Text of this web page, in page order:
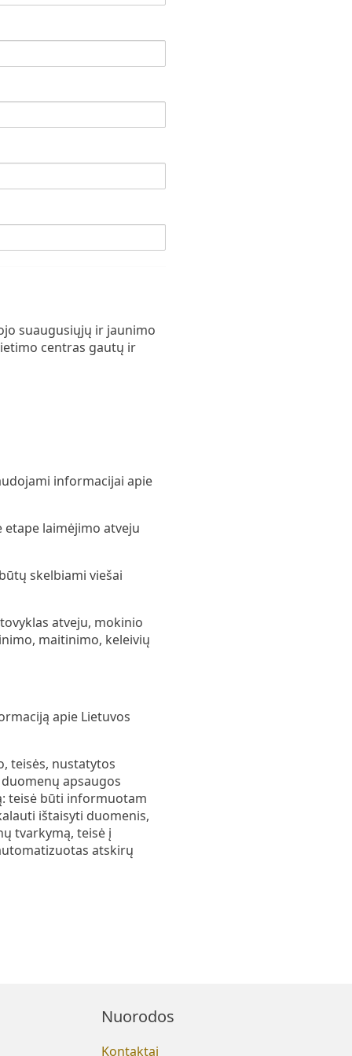
suaugusiųjų ir jaunimo
centras gautų ir
informacijai apie
laimėjimo atveju
skelbiami viešai
atveju, mokinio
maitinimo, keleivių
apie Lietuvos
teisės, nustatytos
apsaugos
teisė būti informuotam
ištaisyti duomenis,
tvarkymą, teisė į
atskirų
Nuorodos
Kontaktai